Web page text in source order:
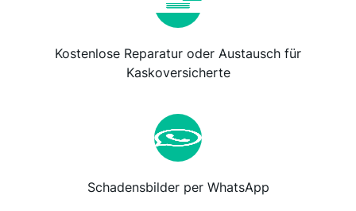
Kostenlose Reparatur oder Austausch für
Kaskoversicherte
Schadensbilder per WhatsApp